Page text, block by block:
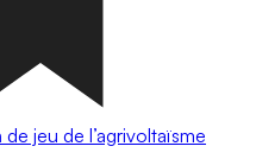
jeu de l’agrivoltaïsme